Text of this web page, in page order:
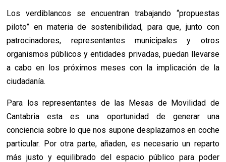
Los verdiblancos se encuentran trabajando “propuestas
piloto” en materia de sostenibilidad, para que, junto con
patrocinadores, representantes municipales y otros
organismos públicos y entidades privadas, puedan llevarse
a cabo en los próximos meses con la implicación de la
ciudadanía.
Para los representantes de las Mesas de Movilidad de
Cantabria esta es una oportunidad de generar una
conciencia sobre lo que nos supone desplazarnos en coche
particular. Por otra parte, añaden, es necesario un reparto
más justo y equilibrado del espacio público para poder